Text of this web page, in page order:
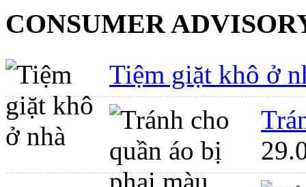
CONSUMER
Tiệm giặt khô ở